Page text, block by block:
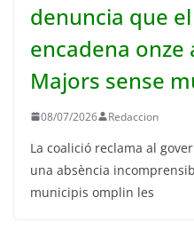
denuncia que
encadena onze
Majors sense
08/07/2026 Redaccion
La coalició reclama al
una absència
municipis omplin les